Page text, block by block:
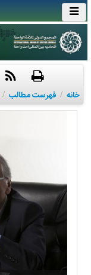
خانه / فهرست مطالب /